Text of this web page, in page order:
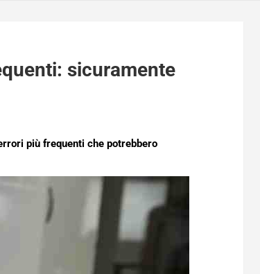
sicuramente
più frequenti che potrebbero